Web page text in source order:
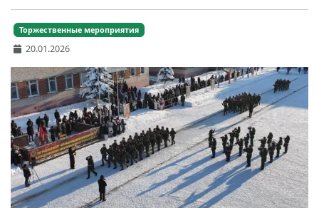
Торжественные мероприятия
20.01.2026